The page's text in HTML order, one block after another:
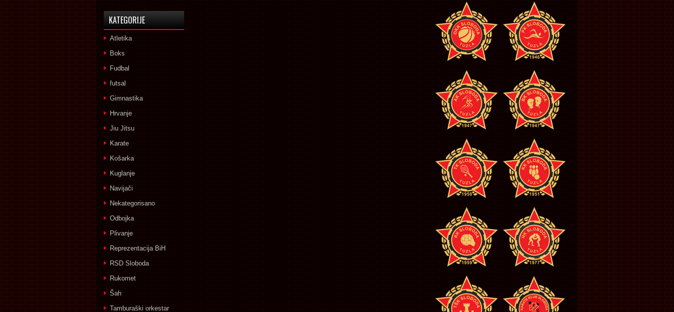
KATEGORIJE
Atletika
Boks
Fudbal
futsal
Gimnastika
Hrvanje
Jiu Jitsu
Karate
Košarka
Kuglanje
Navijači
Nekategorisano
Odbojka
Plivanje
Reprezentacija BiH
RSD Sloboda
Rukomet
Šah
Tamburaški orkestar